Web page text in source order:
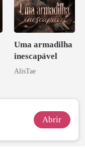
Uma armadilha
inescapável
AlisTae
Abrir